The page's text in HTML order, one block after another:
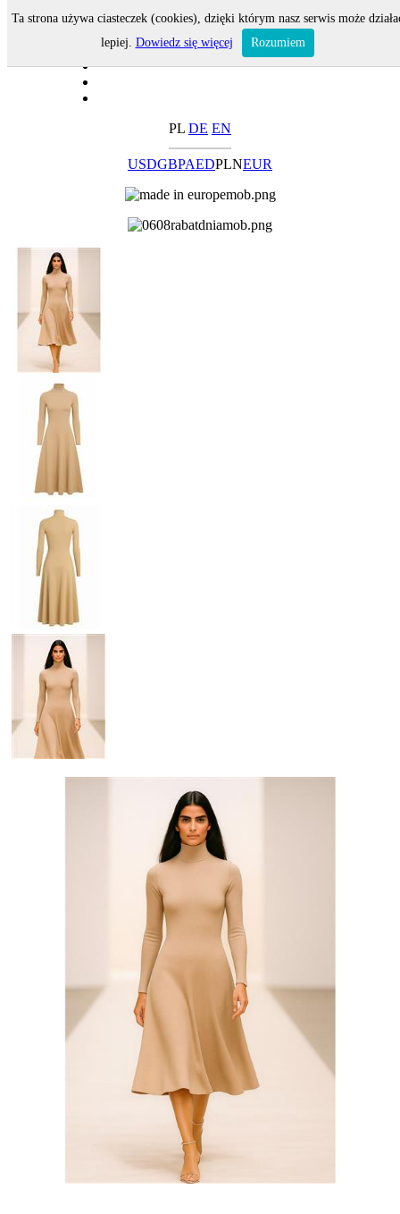
PL DE EN
USDGBPAEDPLNEUR
Ta strona używa ciasteczek (cookies), dzięki którym nasz serwis może
lepiej. Dowiedz się więcej Rozumiem